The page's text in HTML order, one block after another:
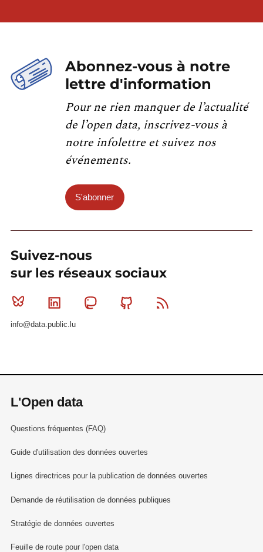
Abonnez-vous à notre
lettre d'information
Pour ne rien manquer de l’actualité
de l’open data, inscrivez-vous à
notre infolettre et suivez nos
événements.
S'abonner
Suivez-nous
sur les réseaux sociaux
Bluesky Linkedin MastodonGithub
info@data.public.lu
L'Open data
Questions fréquentes (FAQ)
Guide d'utilisation des données ouvertes
Lignes directrices pour la publication de données ouvertes
Demande de réutilisation de données publiques
Stratégie de données ouvertes
Feuille de route pour l'open data